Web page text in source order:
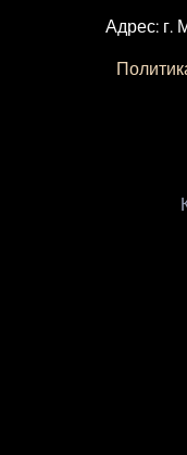
Адрес: г.